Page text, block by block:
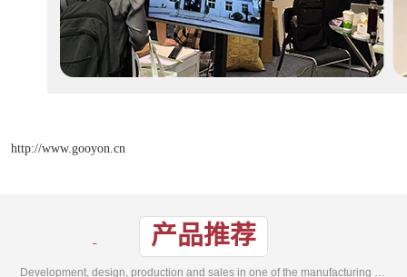
http://www.gooyon.cn
产品推荐